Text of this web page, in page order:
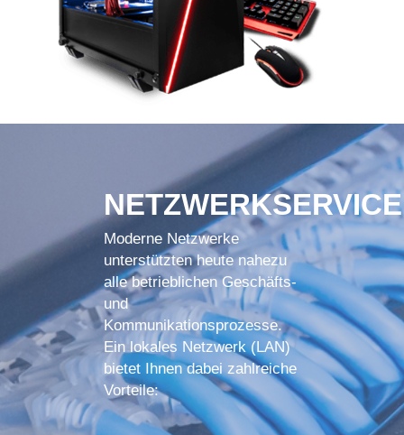
NETZWERKSERVICE
Moderne Netzwerke
unterstützten heute nahezu
alle betrieblichen Geschäfts-
und
Kommunikationsprozesse.
Ein lokales Netzwerk (LAN)
bietet Ihnen dabei zahlreiche
Vorteile: